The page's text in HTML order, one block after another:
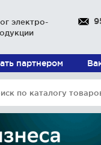
электро-
партнером